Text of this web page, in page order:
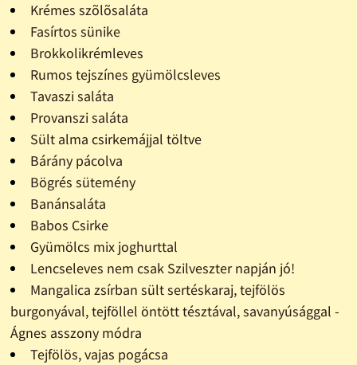
Krémes szõlõsaláta
Fasírtos sünike
Brokkolikrémleves
Rumos tejszínes gyümölcsleves
Tavaszi saláta
Provanszi saláta
Sült alma csirkemájjal töltve
Bárány pácolva
Bögrés sütemény
Banánsaláta
Babos Csirke
Gyümölcs mix joghurttal
Lencseleves nem csak Szilveszter napján jó!
Mangalica zsírban sült sertéskaraj, tejfölös
burgonyával, tejföllel öntött tésztával, savanyúsággal -
Ágnes asszony módra
Tejfölös, vajas pogácsa